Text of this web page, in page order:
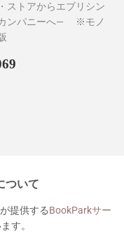
ストアからエブリシン
ンパニーへ― ※モノ
ついて
提供するBookParkサー
す。